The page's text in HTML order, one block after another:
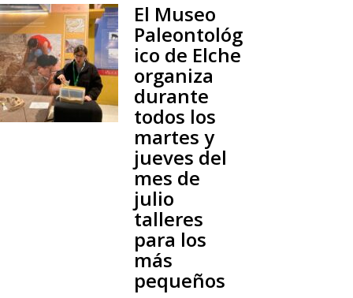
El Museo
Paleontológ
ico de Elche
organiza
durante
todos los
martes y
jueves del
mes de
julio
talleres
para los
más
pequeños